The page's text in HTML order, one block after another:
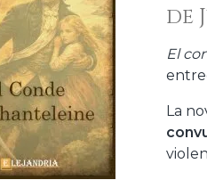
de
El
La